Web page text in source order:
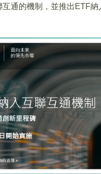
通的機制，並推出ETF納